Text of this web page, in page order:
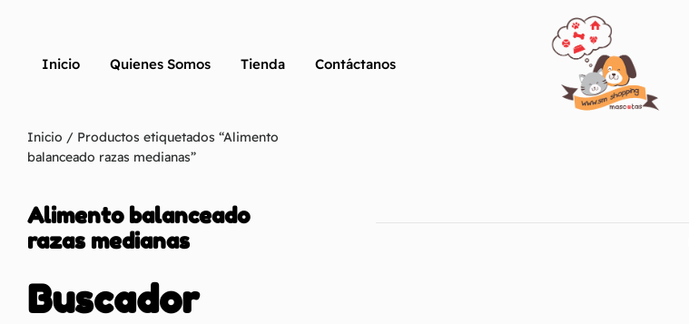
Inicio Quienes Somos Tienda Contáctanos
Inicio / Productos etiquetados “Alimento
balanceado razas medianas”
Alimento balanceado
razas medianas
Buscador